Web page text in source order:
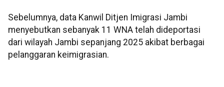
Sebelumnya, data Kanwil Ditjen Imigrasi Jambi
menyebutkan sebanyak 11 WNA telah dideportasi
dari wilayah Jambi sepanjang 2025 akibat berbagai
pelanggaran keimigrasian.